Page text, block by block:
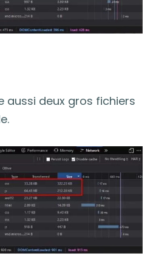
aussi deux gros fichiers